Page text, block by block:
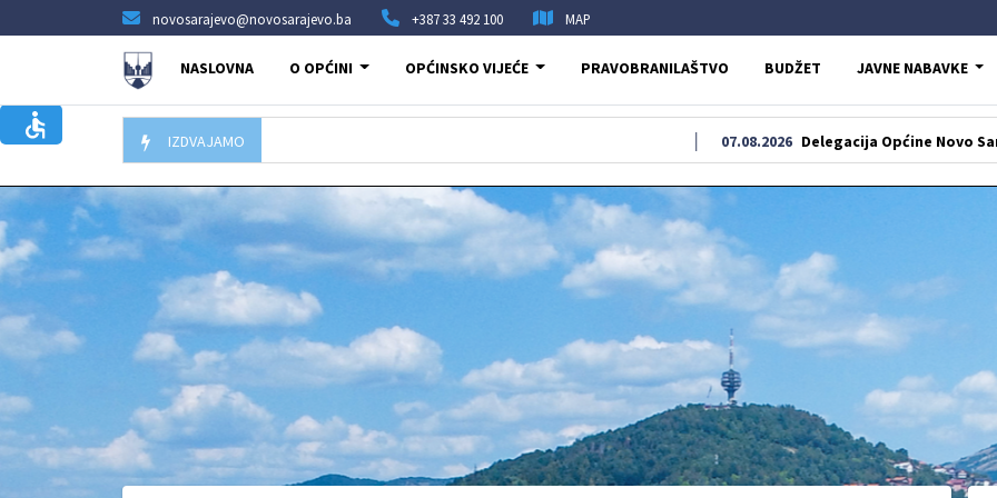
novosarajevo@novosarajevo.ba +387 33 492 100 MAP
NASLOVNA O OPĆINI OPĆINSKO VIJEĆE PRAVOBRANILAŠTVO BUDŽET JAVNE NABAVKE
IZDVAJAMO Delegacija Općine Novo Sarajevo